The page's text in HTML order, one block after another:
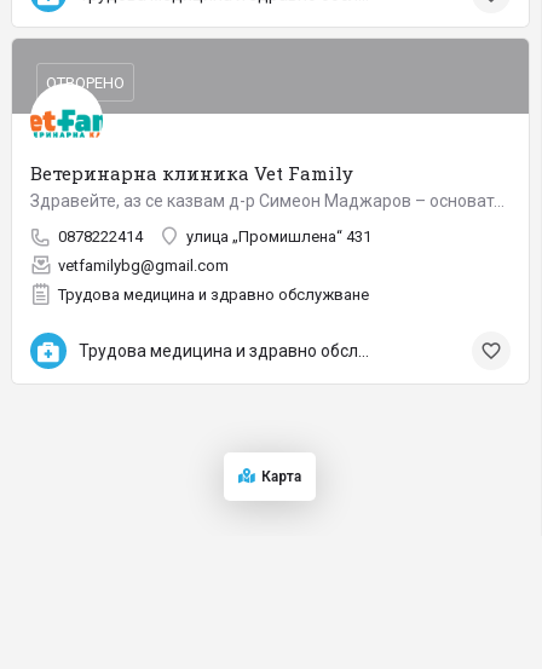
Ветеринарна клиника Vet Family
Здравейте, аз се казвам д-р Симеон Маджаров – основател и главен специалист във ветеринарна клиника VET…
0878222414
улица „Промишлена“ 431
vetfamilybg@gmail.com
Трудова медицина и здравно обслужване
ОТВОРЕНО
Карта